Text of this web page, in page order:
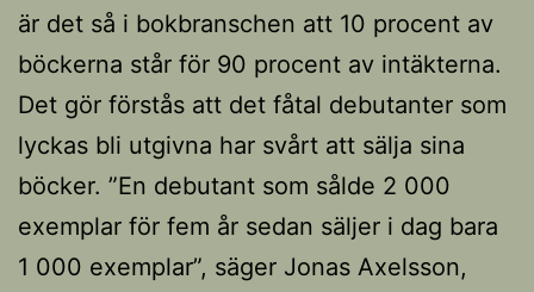
är det så i bokbranschen att 10 procent av
böckerna står för 90 procent av intäkterna.
Det gör förstås att det fåtal debutanter som
lyckas bli utgivna har svårt att sälja sina
böcker. ”En debutant som sålde 2 000
exemplar för fem år sedan säljer i dag bara
1 000 exemplar”, säger Jonas Axelsson,